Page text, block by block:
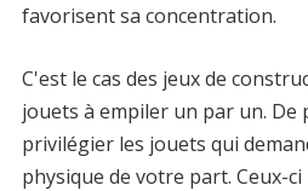
favorisent sa concentration.
C'est le cas des jeux de
jouets à empiler un par un. De
privilégier les jouets qui
physique de votre part. Ceux-